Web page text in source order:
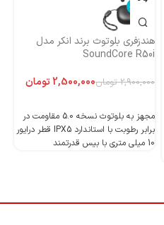
ناموجود
هندزفری بلوتوث برند انکر مدل
SoundCore R50i
2,900,000 تومان2,500,000تومان
مجهز به بلوتوث نسخه 5.0 مقاومت در
برابر رطوبت با استاندارد IPX5 قطر درایور
10 میلی متری با بیس قدرتمند